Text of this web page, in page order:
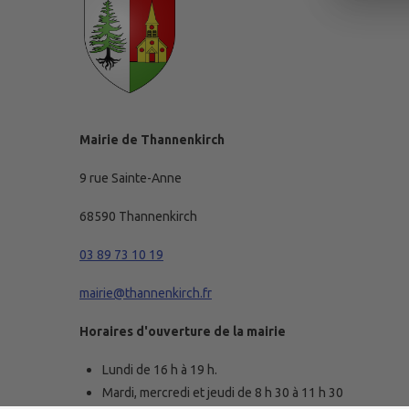
Mairie de Thannenkirch
9 rue Sainte-Anne
68590 Thannenkirch
03 89 73 10 19
mairie@thannenkirch.fr
Horaires d'ouverture de la mairie
Lundi de 16 h à 19 h.
Mardi, mercredi et jeudi de 8 h 30 à 11 h 30